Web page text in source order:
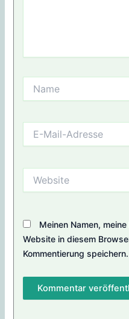
Mail-
Meinen Namen,
Website in diesem
Kommentierung speichern.